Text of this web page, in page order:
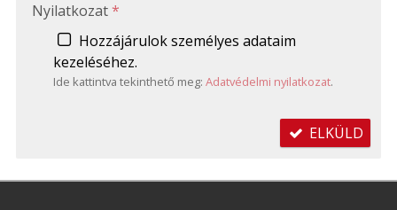
Nyilatkozat*
Hozzájárulok személyes adataim
kezeléséhez.
Ide kattintva tekinthető meg: Adatvédelmi nyilatkozat.
ELKÜLD